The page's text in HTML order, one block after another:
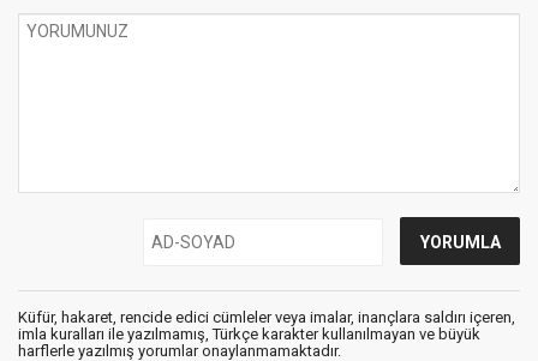
Küfür, hakaret, rencide edici cümleler veya imalar, inançlara saldırı içeren,
imla kuralları ile yazılmamış, Türkçe karakter kullanılmayan ve büyük
harflerle yazılmış yorumlar onaylanmamaktadır.